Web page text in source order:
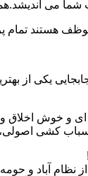
می
هستند
جابجایی یکی
ای و خوش
اسباب کشی
از نظام آباد و